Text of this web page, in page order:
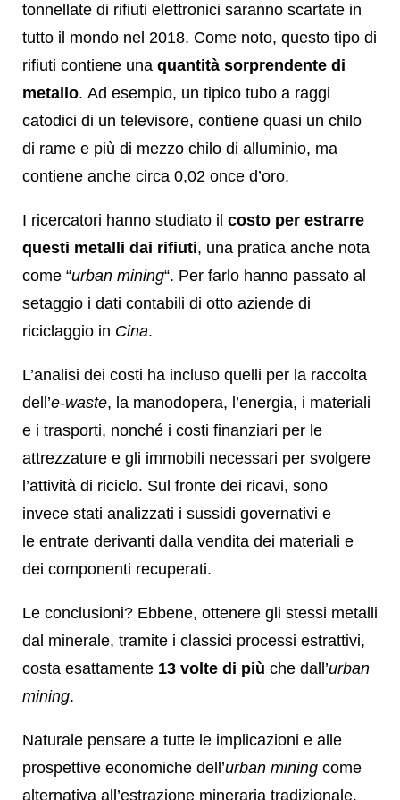
tonnellate di rifiuti elettronici saranno scartate in
tutto il mondo nel 2018. Come noto, questo tipo di
rifiuti contiene una quantità sorprendente di
metallo. Ad esempio, un tipico tubo a raggi
catodici di un televisore, contiene quasi un chilo
di rame e più di mezzo chilo di alluminio, ma
contiene anche circa 0,02 once d’oro.
I ricercatori hanno studiato il costo per estrarre
questi metalli dai rifiuti, una pratica anche nota
come “urban mining“. Per farlo hanno passato al
setaggio i dati contabili di otto aziende di
riciclaggio in Cina.
L’analisi dei costi ha incluso quelli per la raccolta
dell’e-waste, la manodopera, l’energia, i materiali
e i trasporti, nonché i costi finanziari per le
attrezzature e gli immobili necessari per svolgere
l’attività di riciclo. Sul fronte dei ricavi, sono
invece stati analizzati i sussidi governativi e
le entrate derivanti dalla vendita dei materiali e
dei componenti recuperati.
Le conclusioni? Ebbene, ottenere gli stessi metalli
dal minerale, tramite i classici processi estrattivi,
costa esattamente 13 volte di più che dall’urban
mining.
Naturale pensare a tutte le implicazioni e alle
prospettive economiche dell’urban mining come
alternativa all’estrazione mineraria tradizionale.